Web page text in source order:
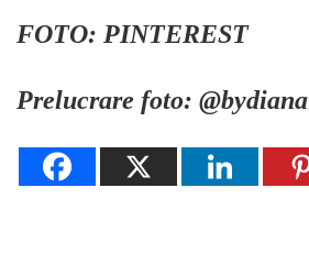
FOTO: PINTEREST
Prelucrare foto: @bydiana